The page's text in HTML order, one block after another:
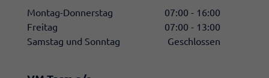
Montag-Donnerstag
07:00 - 16:00
Freitag
07:00 - 13:00
Samstag und Sonntag
Geschlossen